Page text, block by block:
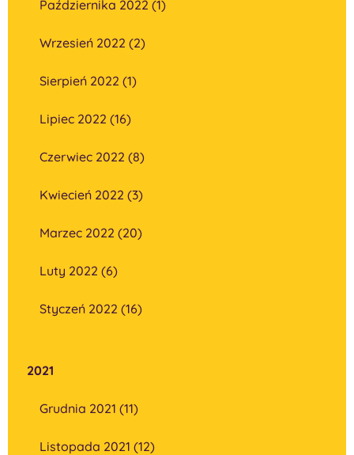
Października 2022 (1)
Wrzesień 2022 (2)
Sierpień 2022 (1)
Lipiec 2022 (16)
Czerwiec 2022 (8)
Kwiecień 2022 (3)
Marzec 2022 (20)
Luty 2022 (6)
Styczeń 2022 (16)
2021
Grudnia 2021 (11)
Listopada 2021 (12)